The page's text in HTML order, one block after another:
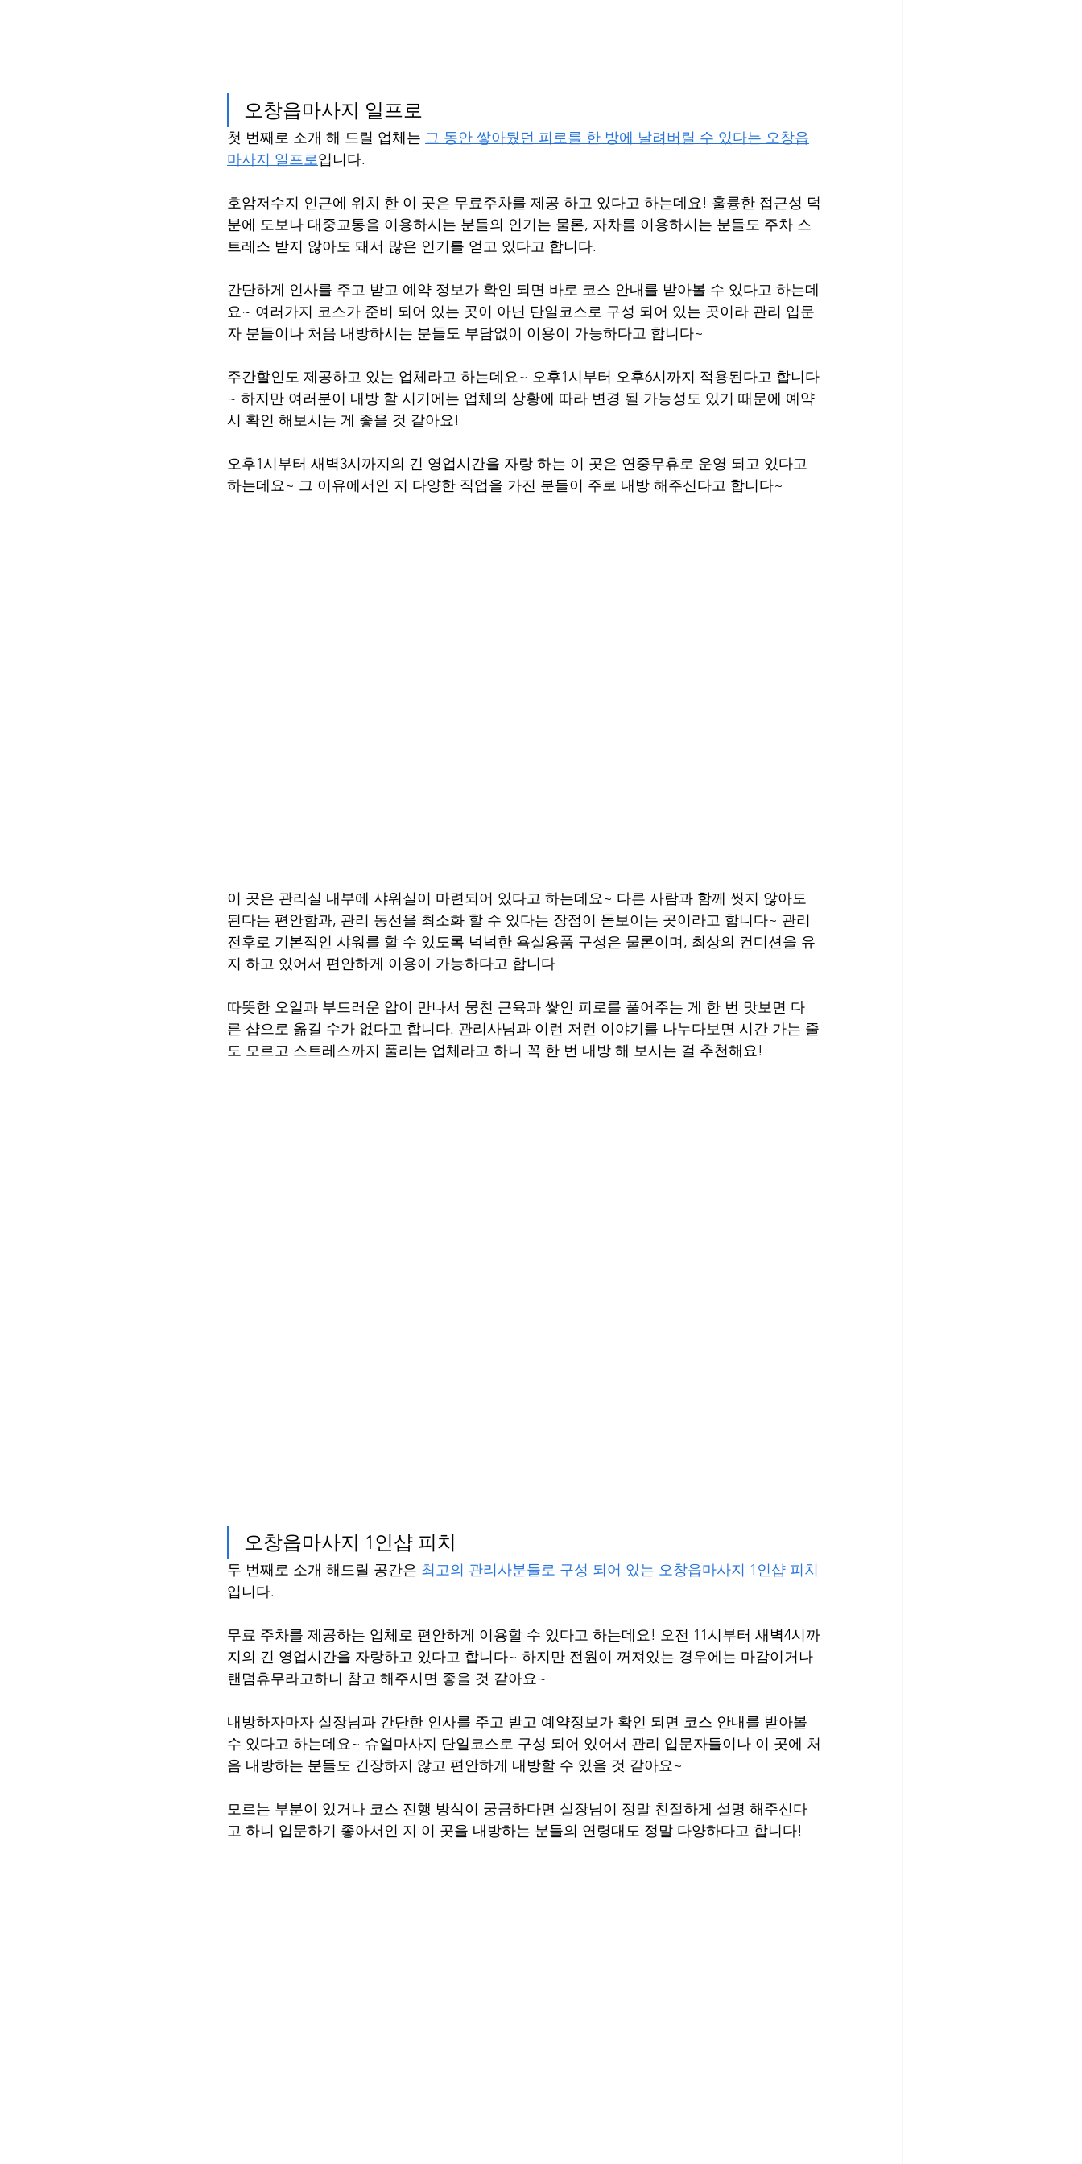
오창읍마사지 일프로
첫 번째로 소개 해 드릴 업체는 그 동안 쌓아뒀던 피로를 한 방에 날려버릴 수 있다는 오창읍
마사지 일프로입니다.
호암저수지 인근에 위치 한 이 곳은 무료주차를 제공 하고 있다고 하는데요! 훌륭한 접근성 덕
분에 도보나 대중교통을 이용하시는 분들의 인기는 물론, 자차를 이용하시는 분들도 주차 스
트레스 받지 않아도 돼서 많은 인기를 얻고 있다고 합니다.
간단하게 인사를 주고 받고 예약 정보가 확인 되면 바로 코스 안내를 받아볼 수 있다고 하는데
요~ 여러가지 코스가 준비 되어 있는 곳이 아닌 단일코스로 구성 되어 있는 곳이라 관리 입문
자 분들이나 처음 내방하시는 분들도 부담없이 이용이 가능하다고 합니다~
주간할인도 제공하고 있는 업체라고 하는데요~ 오후1시부터 오후6시까지 적용된다고 합니다
~ 하지만 여러분이 내방 할 시기에는 업체의 상황에 따라 변경 될 가능성도 있기 때문에 예약
시 확인 해보시는 게 좋을 것 같아요!
오후1시부터 새벽3시까지의 긴 영업시간을 자랑 하는 이 곳은 연중무휴로 운영 되고 있다고
하는데요~ 그 이유에서인 지 다양한 직업을 가진 분들이 주로 내방 해주신다고 합니다~
이 곳은 관리실 내부에 샤워실이 마련되어 있다고 하는데요~ 다른 사람과 함께 씻지 않아도
된다는 편안함과, 관리 동선을 최소화 할 수 있다는 장점이 돋보이는 곳이라고 합니다~ 관리
전후로 기본적인 샤워를 할 수 있도록 넉넉한 욕실용품 구성은 물론이며, 최상의 컨디션을 유
지 하고 있어서 편안하게 이용이 가능하다고 합니다
따뜻한 오일과 부드러운 압이 만나서 뭉친 근육과 쌓인 피로를 풀어주는 게 한 번 맛보면 다
른 샵으로 옮길 수가 없다고 합니다. 관리사님과 이런 저런 이야기를 나누다보면 시간 가는 줄
도 모르고 스트레스까지 풀리는 업체라고 하니 꼭 한 번 내방 해 보시는 걸 추천해요!
오창읍마사지 1인샵 피치
두 번째로 소개 해드릴 공간은 최고의 관리사분들로 구성 되어 있는 오창읍마사지 1인샵 피치
입니다.
무료 주차를 제공하는 업체로 편안하게 이용할 수 있다고 하는데요! 오전 11시부터 새벽4시까
지의 긴 영업시간을 자랑하고 있다고 합니다~ 하지만 전원이 꺼져있는 경우에는 마감이거나
랜덤휴무라고하니 참고 해주시면 좋을 것 같아요~
내방하자마자 실장님과 간단한 인사를 주고 받고 예약정보가 확인 되면 코스 안내를 받아볼
수 있다고 하는데요~ 슈얼마사지 단일코스로 구성 되어 있어서 관리 입문자들이나 이 곳에 처
음 내방하는 분들도 긴장하지 않고 편안하게 내방할 수 있을 것 같아요~
모르는 부분이 있거나 코스 진행 방식이 궁금하다면 실장님이 정말 친절하게 설명 해주신다
고 하니 입문하기 좋아서인 지 이 곳을 내방하는 분들의 연령대도 정말 다양하다고 합니다!